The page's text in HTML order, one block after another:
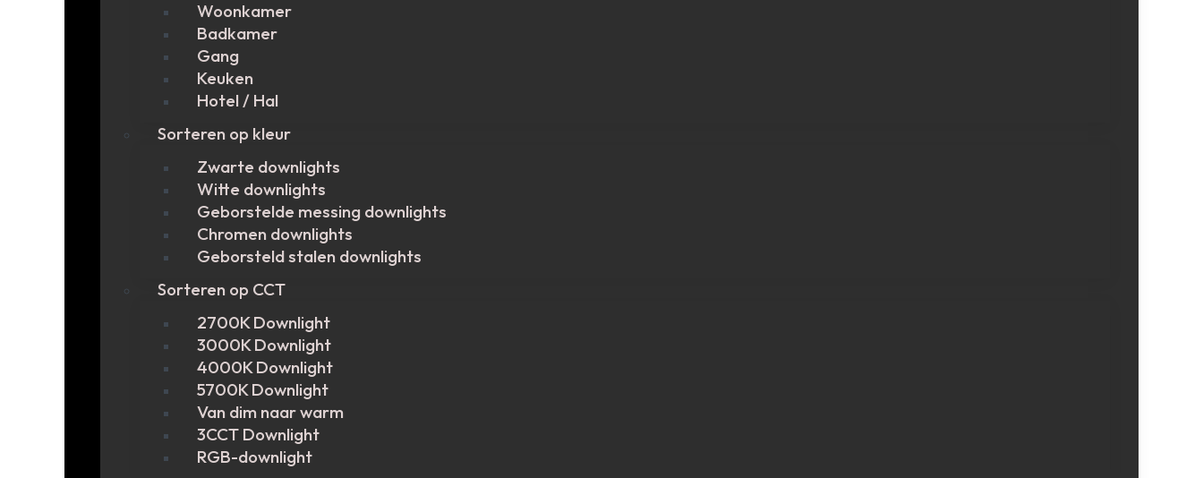
Woonkamer
Badkamer
Gang
Keuken
Hotel / Hal
Sorteren op kleur
Zwarte downlights
Witte downlights
Geborstelde messing downlights
Chromen downlights
Geborsteld stalen downlights
Sorteren op CCT
2700K Downlight
3000K Downlight
4000K Downlight
5700K Downlight
Van dim naar warm
3CCT Downlight
RGB-downlight